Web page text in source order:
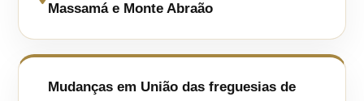
Massamá e Monte Abraão
Mudanças em União das freguesias de